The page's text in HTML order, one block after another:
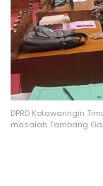
DPRD Kotawaringin
masalah Tambang